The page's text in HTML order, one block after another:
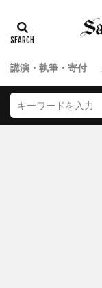
講演・執筆・寄付